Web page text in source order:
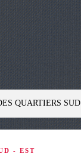
QUARTIERS SUD
- EST